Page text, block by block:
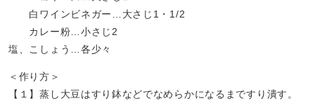
白ワインビネガー…大さじ1・1/2
カレー粉…小さじ2
塩、こしょう…各少々
＜作り方＞
【１】蒸し大豆はすり鉢などでなめらかになるまですり潰す。